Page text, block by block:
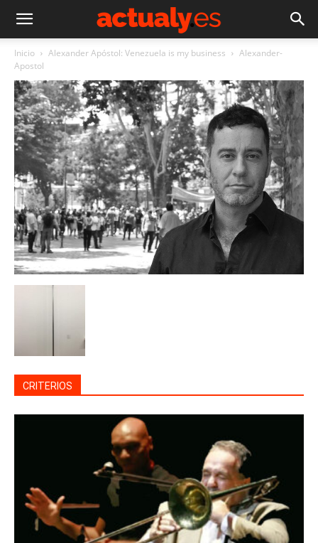
Inicio Alexander Apóstol: Venezuela is my business
Alexander-
Apostol
CRITERIOS